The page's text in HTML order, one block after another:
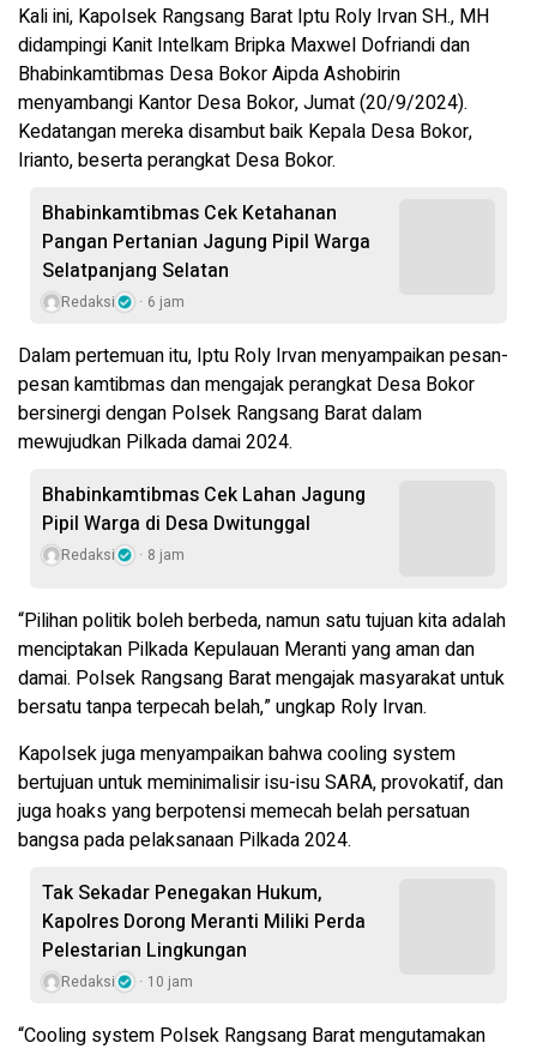
Kali ini, Kapolsek Rangsang Barat Iptu Roly Irvan SH., MH
didampingi Kanit Intelkam Bripka Maxwel Dofriandi dan
Bhabinkamtibmas Desa Bokor Aipda Ashobirin
menyambangi Kantor Desa Bokor, Jumat (20/9/2024).
Kedatangan mereka disambut baik Kepala Desa Bokor,
Irianto, beserta perangkat Desa Bokor.
Bhabinkamtibmas Cek Ketahanan
Pangan Pertanian Jagung Pipil Warga
Selatpanjang Selatan
Redaksi 6 jam
Dalam pertemuan itu, Iptu Roly Irvan menyampaikan pesan-
pesan kamtibmas dan mengajak perangkat Desa Bokor
bersinergi dengan Polsek Rangsang Barat dalam
mewujudkan Pilkada damai 2024.
Bhabinkamtibmas Cek Lahan Jagung
Pipil Warga di Desa Dwitunggal
Redaksi 8 jam
“Pilihan politik boleh berbeda, namun satu tujuan kita adalah
menciptakan Pilkada Kepulauan Meranti yang aman dan
damai. Polsek Rangsang Barat mengajak masyarakat untuk
bersatu tanpa terpecah belah,” ungkap Roly Irvan.
Kapolsek juga menyampaikan bahwa cooling system
bertujuan untuk meminimalisir isu-isu SARA, provokatif, dan
juga hoaks yang berpotensi memecah belah persatuan
bangsa pada pelaksanaan Pilkada 2024.
Tak Sekadar Penegakan Hukum,
Kapolres Dorong Meranti Miliki Perda
Pelestarian Lingkungan
Redaksi 10 jam
“Cooling system Polsek Rangsang Barat mengutamakan